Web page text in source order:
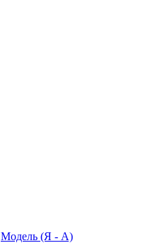
Модель (Я - А)